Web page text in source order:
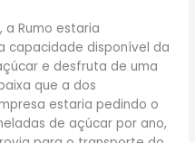
a Rumo estaria
capacidade disponível da
e desfruta de uma
que a dos
estaria pedindo o
de açúcar por ano,